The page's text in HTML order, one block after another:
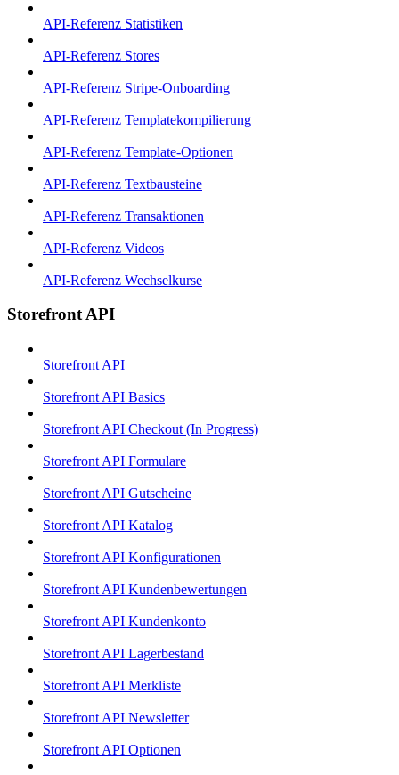
API-Referenz Statistiken
API-Referenz Stores
API-Referenz Stripe-Onboarding
API-Referenz Templatekompilierung
API-Referenz Template-Optionen
API-Referenz Textbausteine
API-Referenz Transaktionen
API-Referenz Videos
API-Referenz Wechselkurse
Storefront API
Storefront API
Storefront API Basics
Storefront API Checkout (In Progress)
Storefront API Formulare
Storefront API Gutscheine
Storefront API Katalog
Storefront API Konfigurationen
Storefront API Kundenbewertungen
Storefront API Kundenkonto
Storefront API Lagerbestand
Storefront API Merkliste
Storefront API Newsletter
Storefront API Optionen